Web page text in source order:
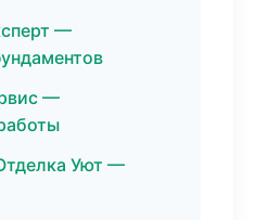
—
—
Уют —